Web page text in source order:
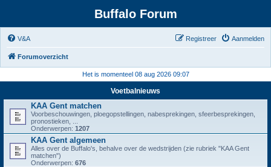
Buffalo Forum
V&A Aanmelden
Registreer
Forumoverzicht
Het is momenteel 08 aug 2026 09:07
Voetbalnieuws
KAA Gent matchen
Voorbeschouwingen, ploegopstellingen, nabesprekingen, sfeerbesprekingen,
pronostieken, ...
Onderwerpen: 1207
KAA Gent algemeen
Alles over de Buffalo's, behalve over de wedstrijden (zie rubriek "KAA Gent
matchen")
Onderwerpen: 676